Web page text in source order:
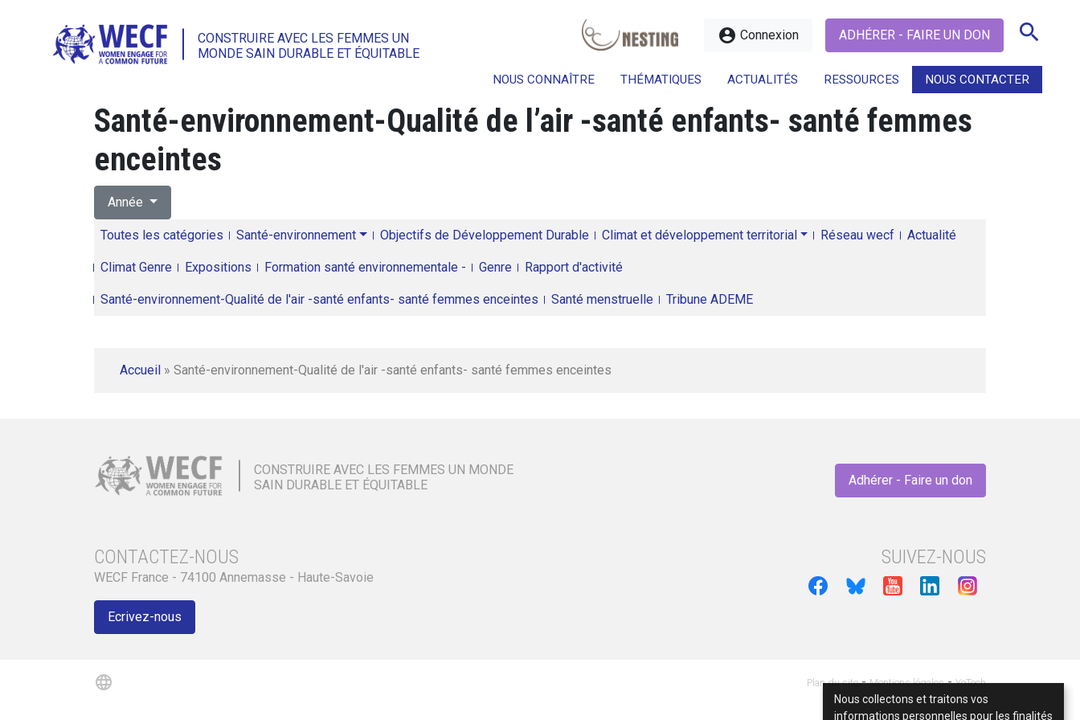
CONSTRUIRE AVEC LES FEMMES UN
MONDE SAIN DURABLE ET ÉQUITABLE
account_circle Connexion ADHÉRER - FAIRE UN DON search
NOUS CONNAÎTRE THÉMATIQUES ACTUALITÉS RESSOURCES NOUS CONTACTER
Santé-environnement-Qualité de l’air -santé enfants- santé femmes
enceintes
Année
Toutes les catégories Santé-environnement Objectifs de Développement Durable Climat et développement territorial Réseau wecf Actualité
Climat Genre Expositions Formation santé environnementale - Genre Rapport d'activité
Santé-environnement-Qualité de l'air -santé enfants- santé femmes enceintes Santé menstruelle Tribune ADEME
Accueil » Santé-environnement-Qualité de l'air -santé enfants- santé femmes enceintes
CONSTRUIRE AVEC LES FEMMES UN MONDE
SAIN DURABLE ET ÉQUITABLE
Adhérer - Faire un don
CONTACTEZ-NOUS
WECF France - 74100 Annemasse - Haute-Savoie
Ecrivez-nous
SUIVEZ-NOUS
language Plan du site-Mentions légales-YoTech
Nous collectons et traitons vos
informations personnelles pour les finalités